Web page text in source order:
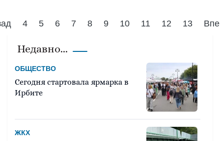
4 5 6 7 8 9 10 11 12 13
Недавно...
ОБЩЕСТВО
Сегодня стартовала ярмарка в
Ирбите
ЖКХ